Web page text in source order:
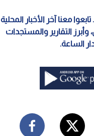
معنا آخر الأخبار المحلية
التقارير والمستجدات
الساعة.